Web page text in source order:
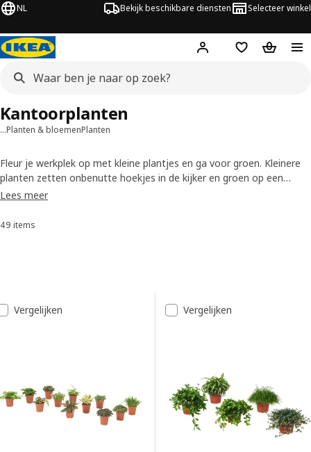
NL Bekijk beschikbare diensten Selecteer winkel
Hej! Log inVerlanglijstje
…Planten & bloemenPlanten
Kantoorplanten
Fleur je werkplek op met kleine plantjes en ga voor groen. Kleinere
planten zetten onbenutte hoekjes in de kijker en groen op een
onverwachte plek geeft een ruimte een levendige aanblik. Fris tafels
elkaar voor een weelderige look.
Lees meer
Sorteren en filteren
49 items
Resultatenlijst
Vergelijken Vergelijken